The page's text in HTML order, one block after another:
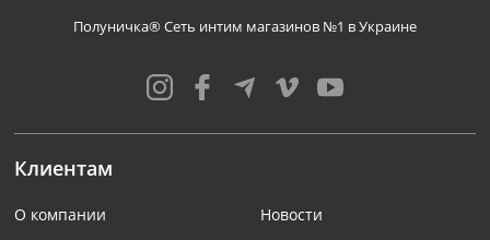
Полуничка® Сеть интим магазинов №1 в Украине
Клиентам
О компании
Новости